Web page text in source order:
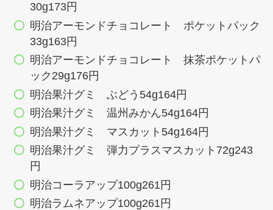
30g173円
明治アーモンドチョコレート ポケットパック
33g163円
明治アーモンドチョコレート 抹茶ポケットパ
ック29g176円
明治果汁グミ ぶどう54g164円
明治果汁グミ 温州みかん54g164円
明治果汁グミ マスカット54g164円
明治果汁グミ 弾力プラスマスカット72g243
円
明治コーラアップ100g261円
明治ラムネアップ100g261円